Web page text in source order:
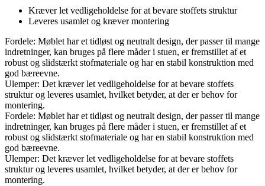
Kræver let vedligeholdelse for at bevare stoffets struktur
Leveres usamlet og kræver montering
Fordele: Møblet har et tidløst og neutralt design, der passer til mange
indretninger, kan bruges på flere måder i stuen, er fremstillet af et
robust og slidstærkt stofmateriale og har en stabil konstruktion med
god bæreevne.
Ulemper: Det kræver let vedligeholdelse for at bevare stoffets
struktur og leveres usamlet, hvilket betyder, at der er behov for
montering.
Fordele: Møblet har et tidløst og neutralt design, der passer til mange
indretninger, kan bruges på flere måder i stuen, er fremstillet af et
robust og slidstærkt stofmateriale og har en stabil konstruktion med
god bæreevne.
Ulemper: Det kræver let vedligeholdelse for at bevare stoffets
struktur og leveres usamlet, hvilket betyder, at der er behov for
montering.